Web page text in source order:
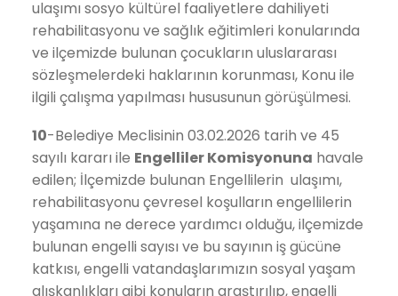
ulaşımı sosyo kültürel faaliyetlere dahiliyeti
rehabilitasyonu ve sağlık eğitimleri konularında
ve ilçemizde bulunan çocukların uluslararası
sözleşmelerdeki haklarının korunması, Konu ile
ilgili çalışma yapılması hususunun görüşülmesi.
10-Belediye Meclisinin 03.02.2026 tarih ve 45
sayılı kararı ile EngellilerKomisyonuna havale
edilen; İlçemizde bulunan Engellilerin ulaşımı,
rehabilitasyonu çevresel koşulların engellilerin
yaşamına ne derece yardımcı olduğu, ilçemizde
bulunan engelli sayısı ve bu sayının iş gücüne
katkısı, engelli vatandaşlarımızın sosyal yaşam
alışkanlıkları gibi konuların araştırılıp, engelli